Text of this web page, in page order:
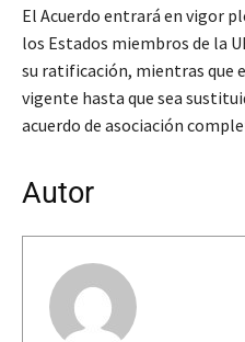
El Acuerdo entrará en vigor
los Estados miembros de la
su ratificación, mientras que
vigente hasta que sea
acuerdo de asociación
Autor